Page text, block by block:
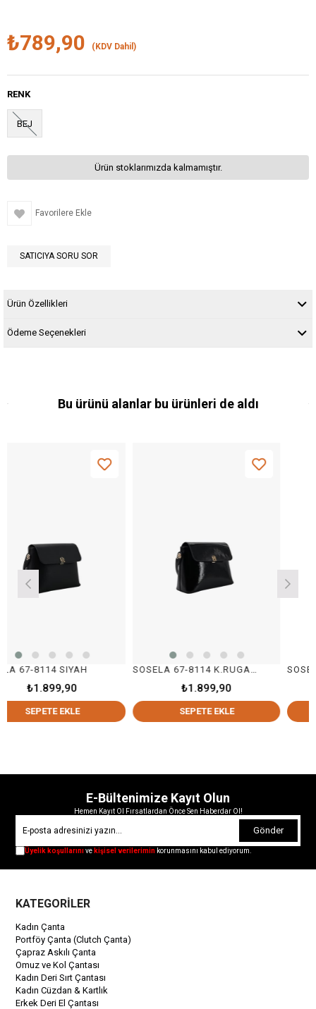
₺789,90 (KDV Dahil)
RENK
BEJ
Ürün stoklarımızda kalmamıştır.
Favorilere Ekle
SATICIYA SORU SOR
Ürün Özellikleri
Ödeme Seçenekleri
Bu ürünü alanlar bu ürünleri de aldı
SIYAH SOSELA 67-8114 K.RUGAN SİYAH
SEPETE EKLE
SOSELA 67-8114
SEPETE
E-Bültenimize Kayıt Olun
Hemen Kayıt Ol Fırsatlardan Önce Sen Haberdar Ol!
Gönder
Üyelik koşullarınıve kişisel verilerimin korunmasını kabul ediyorum.
KATEGORİLER
Kadın Çanta
Portföy Çanta (Clutch Çanta)
Çapraz Askılı Çanta
Omuz ve Kol Çantası
Kadın Deri Sırt Çantası
Kadın Cüzdan & Kartlık
Erkek Deri El Çantası